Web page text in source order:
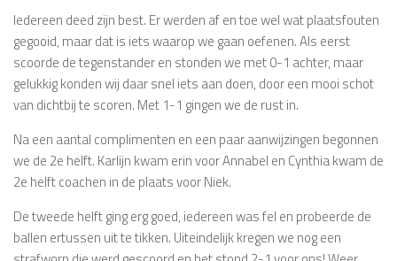
Iedereen deed zijn best. Er werden af en toe wel wat plaatsfouten
gegooid, maar dat is iets waarop we gaan oefenen. Als eerst
scoorde de tegenstander en stonden we met 0-1 achter, maar
gelukkig konden wij daar snel iets aan doen, door een mooi schot
van dichtbij te scoren. Met 1-1 gingen we de rust in.
Na een aantal complimenten en een paar aanwijzingen begonnen
we de 2e helft. Karlijn kwam erin voor Annabel en Cynthia kwam de
2e helft coachen in de plaats voor Niek.
De tweede helft ging erg goed, iedereen was fel en probeerde de
ballen ertussen uit te tikken. Uiteindelijk kregen we nog een